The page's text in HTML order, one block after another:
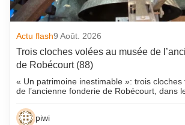
Actu flash9 Août. 2026
Trois cloches volées au musée de
de Robécourt (88)
« Un patrimoine inestimable »: trois
de l’ancienne fonderie de Robécourt, dans
piwi